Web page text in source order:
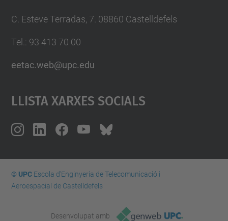
C. Esteve Terradas, 7. 08860 Castelldefels
Tel.: 93 413 70 00
eetac.web@upc.edu
Llista Xarxes Socials
© UPCEscola d'Enginyeria de Telecomunicació i
Aeroespacial de Castelldefels
Desenvolupat amb